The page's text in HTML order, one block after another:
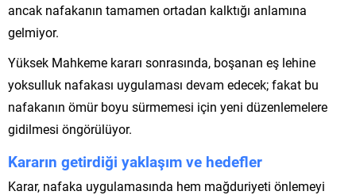
ancak nafakanın tamamen ortadan kalktığı anlamına
gelmiyor.
Yüksek Mahkeme kararı sonrasında, boşanan eş lehine
yoksulluk nafakası uygulaması devam edecek; fakat bu
nafakanın ömür boyu sürmemesi için yeni düzenlemelere
gidilmesi öngörülüyor.
Kararın getirdiği yaklaşım ve hedefler
Karar, nafaka uygulamasında hem mağduriyeti önlemeyi